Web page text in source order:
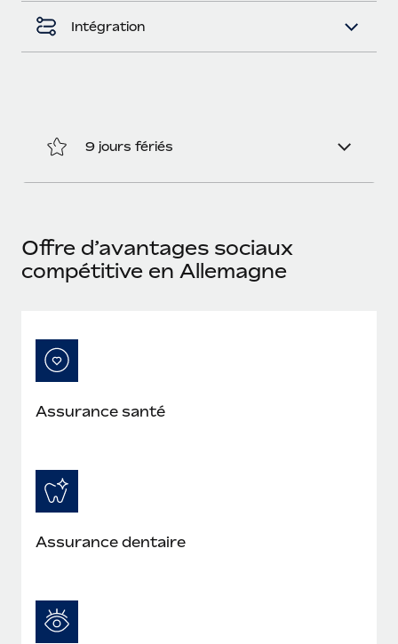
Intégration
9 jours fériés
Offre d’avantages sociaux
compétitive en Allemagne
Assurance santé
Assurance dentaire